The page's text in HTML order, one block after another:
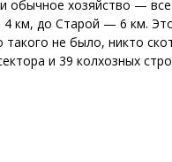
обычное хозяйство —
км, до Старой — 6 км.
не было, никто
и 39 колхозных